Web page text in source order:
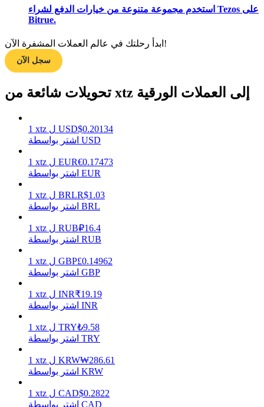
استراتيجيات التداول
تعلم كيفية البقاء مربحة
يكسب
خنزير الطاقة
احصل على مكافآت تنافسية يوميًا
استخدم مجموعة متنوعة من خيارات الدفع لشراء Tezos على
Bitrue.
ابدأ رحلتك في عالم العملات المشفرة الآن!
سجل الآن
تحويلات شائعة من xtz إلى العملات الورقية
1 xtz ل USD$0.20134
اشتر بواسطة USD
1 xtz ل EUR€0.17473
اشتر بواسطة EUR
1 xtz ل BRLR$1.03
اشتر بواسطة BRL
1 xtz ل RUB₽16.4
اشتر بواسطة RUB
1 xtz ل GBP£0.14962
اشتر بواسطة GBP
1 xtz ل INR₹19.19
اشتر بواسطة INR
1 xtz ل TRY₺9.58
اشتر بواسطة TRY
1 xtz ل KRW₩286.61
اشتر بواسطة KRW
1 xtz ل CAD$0.2822
اشتر بواسطة CAD